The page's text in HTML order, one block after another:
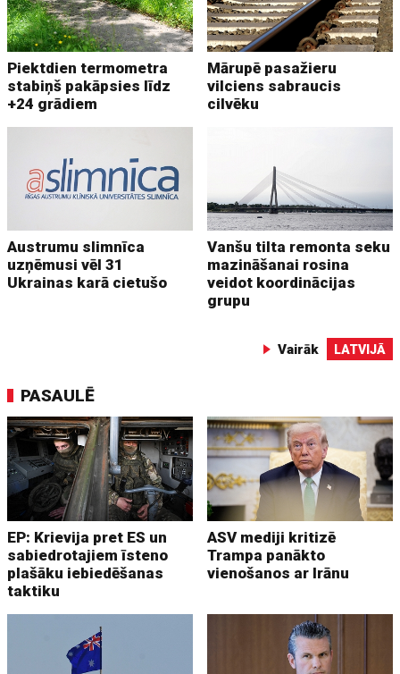
Piektdien termometra
stabiņš pakāpsies līdz
+24 grādiem
Mārupē pasažieru
vilciens sabraucis
cilvēku
Austrumu slimnīca
uzņēmusi vēl 31
Ukrainas karā cietušo
Vanšu tilta remonta seku
mazināšanai rosina
veidot koordinācijas
grupu
Vairāk LATVIJĀ
PASAULĒ
EP: Krievija pret ES un
sabiedrotajiem īsteno
plašāku iebiedēšanas
taktiku
ASV mediji kritizē
Trampa panākto
vienošanos ar Irānu